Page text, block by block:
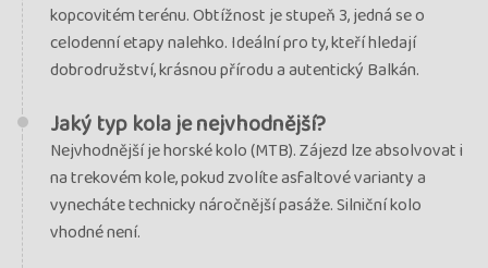
kopcovitém terénu. Obtížnost je stupeň 3, jedná se o
celodenní etapy nalehko. Ideální pro ty, kteří hledají
dobrodružství, krásnou přírodu a autentický Balkán.
Jaký typ kola je nejvhodnější?
Nejvhodnější je horské kolo (MTB). Zájezd lze absolvovat i
na trekovém kole, pokud zvolíte asfaltové varianty a
vynecháte technicky náročnější pasáže. Silniční kolo
vhodné není.